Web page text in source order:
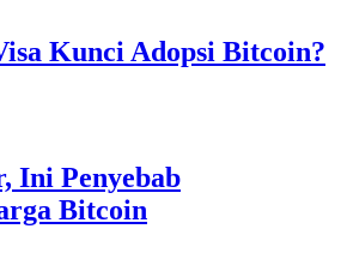
Kunci Adopsi Bitcoin?
Ini Penyebab
Bitcoin